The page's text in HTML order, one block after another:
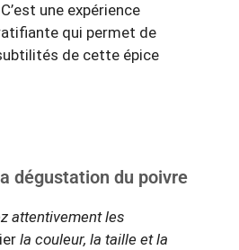
une expérience
qui permet de
de cette épice
dégustation du poivre
attentivement les
la couleur, la taille et la